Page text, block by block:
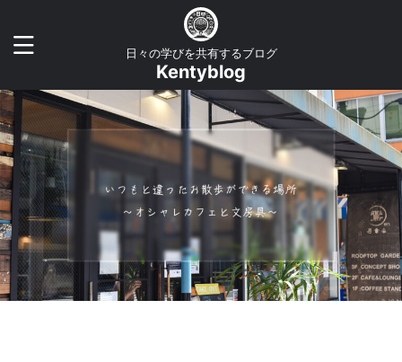
日々の学びを共有するブログ
Kentyblog